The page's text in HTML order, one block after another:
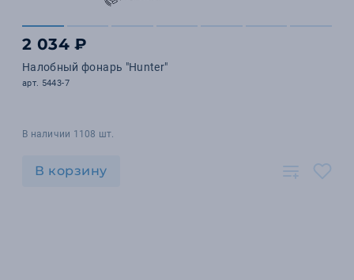
2 034 ₽
Налобный фонарь "Hunter"
арт. 5443-7
В наличии 1108 шт.
В корзину